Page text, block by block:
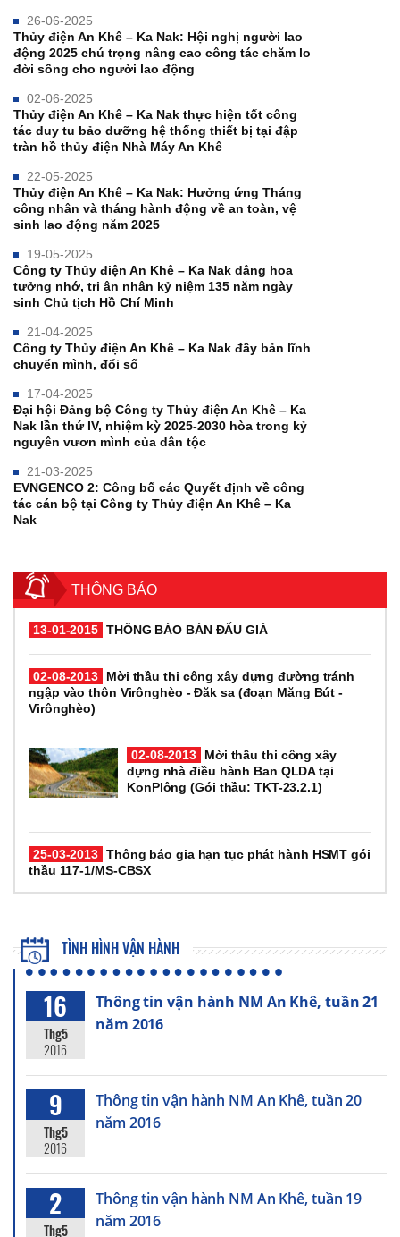
26-06-2025
Thủy điện An Khê – Ka Nak: Hội nghị người lao
động 2025 chú trọng nâng cao công tác chăm lo
đời sống cho người lao động
02-06-2025
Thủy điện An Khê – Ka Nak thực hiện tốt công
tác duy tu bảo dưỡng hệ thống thiết bị tại đập
tràn hồ thủy điện Nhà Máy An Khê
22-05-2025
Thủy điện An Khê – Ka Nak: Hưởng ứng Tháng
công nhân và tháng hành động về an toàn, vệ
sinh lao động năm 2025
19-05-2025
Công ty Thủy điện An Khê – Ka Nak dâng hoa
tưởng nhớ, tri ân nhân kỷ niệm 135 năm ngày
sinh Chủ tịch Hồ Chí Minh
21-04-2025
Công ty Thủy điện An Khê – Ka Nak đầy bản lĩnh
chuyển mình, đổi số
17-04-2025
Đại hội Đảng bộ Công ty Thủy điện An Khê – Ka
Nak lần thứ IV, nhiệm kỳ 2025-2030 hòa trong kỷ
nguyên vươn mình của dân tộc
21-03-2025
EVNGENCO 2: Công bố các Quyết định về công
tác cán bộ tại Công ty Thủy điện An Khê – Ka
Nak
THÔNG BÁO
13-01-2015 THÔNG BÁO BÁN ĐẤU GIÁ
02-08-2013
Mời thầu thi công xây dựng đường tránh
ngập vào thôn Virônghèo - Đăk sa (đoạn Măng Bút -
Virônghèo)
02-08-2013
Mời thầu thi công xây
dựng nhà điều hành Ban QLDA tại
KonPlông (Gói thầu: TKT-23.2.1)
25-03-2013 Thông báo gia hạn tục phát hành HSMT gói
thầu 117-1/MS-CBSX
TÌNH HÌNH VẬN HÀNH
16
Thg5
2016
Thông tin vận hành NM An Khê, tuần 21
năm 2016
9
Thg5
2016
Thông tin vận hành NM An Khê, tuần 20
năm 2016
2
Thg5
Thông tin vận hành NM An Khê, tuần 19
năm 2016